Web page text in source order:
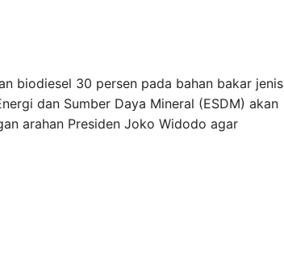
biodiesel 30 persen pada bahan bakar jenis
dan Sumber Daya Mineral (ESDM) akan
arahan Presiden Joko Widodo agar